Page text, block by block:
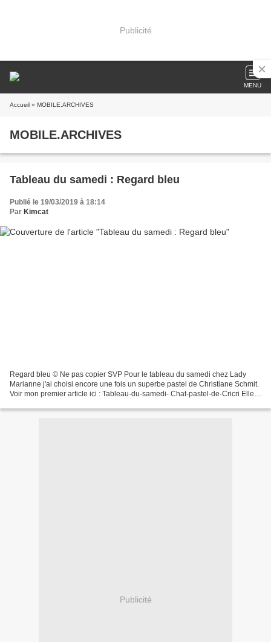
Publicité
MENU
Accueil » MOBILE.ARCHIVES
MOBILE.ARCHIVES
Tableau du samedi : Regard bleu
Publié le 19/03/2019 à 18:14
Par Kimcat
Regard bleu © Ne pas copier SVP Pour le tableau du samedi chez Lady
Marianne j'ai choisi encore une fois un superbe pastel de Christiane Schmit.
Voir mon premier article ici : Tableau-du-samedi- Chat-pastel-de-Cricri Elle
Publicité